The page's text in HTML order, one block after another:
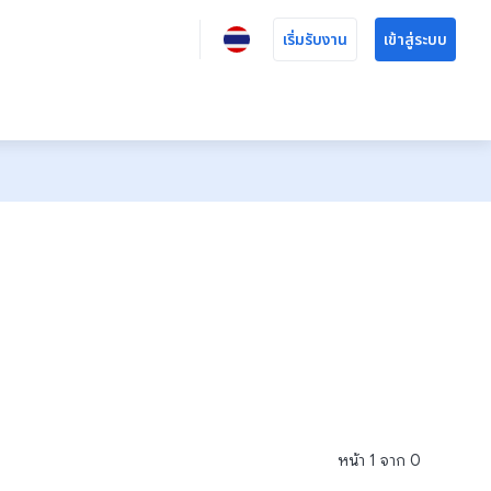
เริ่มรับงาน เข้าสู่ระบบ
หน้า 1 จาก 0